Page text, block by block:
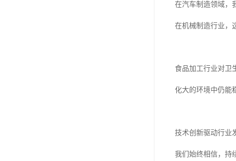
在汽车制造领域，
在机械制造行业，
食品加工行业对卫
化大的环境中仍能
技术创新驱动行业
我们始终相信，持